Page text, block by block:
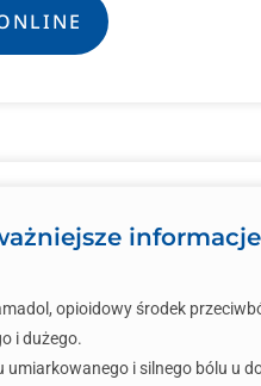
informacje
opioidowy środek
i dużego.
umiarkowanego i silnego bólu u